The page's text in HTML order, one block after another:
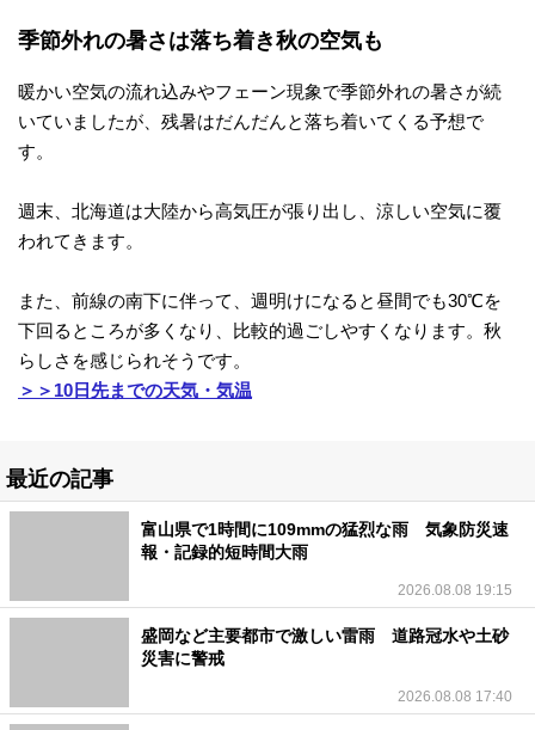
季節外れの暑さは落ち着き秋の空気も
暖かい空気の流れ込みやフェーン現象で季節外れの暑さが続
いていましたが、残暑はだんだんと落ち着いてくる予想で
す。
週末、北海道は大陸から高気圧が張り出し、涼しい空気に覆
われてきます。
また、前線の南下に伴って、週明けになると昼間でも30℃を
下回るところが多くなり、比較的過ごしやすくなります。秋
らしさを感じられそうです。
＞＞10日先までの天気・気温
最近の記事
富山県で1時間に109mmの猛烈な雨 気象防災速
報・記録的短時間大雨
2026.08.08 19:15
盛岡など主要都市で激しい雷雨 道路冠水や土砂
災害に警戒
2026.08.08 17:40